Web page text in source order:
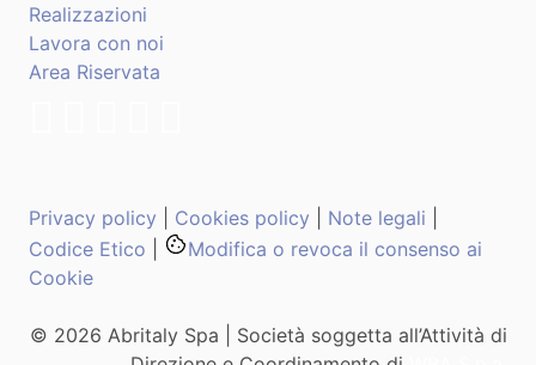
Realizzazioni
Lavora con noi
Area Riservata
Privacy policy Cookies policy Note legali
Codice Etico
Modifica o revoca il consenso ai
Cookie
© 2026 Abritaly Spa | Società soggetta all’Attività di